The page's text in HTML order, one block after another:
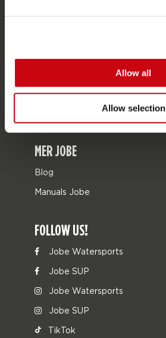
Allow all
Allow selection
Leisure
Mix & Match
MER JOBE
Blog
Manuals Jobe
FOLLOW US!
Jobe Watersports
Jobe SUP
Jobe Watersports
Jobe SUP
TikTok